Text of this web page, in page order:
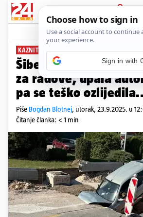
PRIJAVA
News
KAZNIT ĆE JE
Šibenčanka ignorirala
za radove, upala
pa se teško
Piše Bogdan Blotnej, utorak, 23.9.2025. u
Čitanje članka: < 1 min
Sign in with